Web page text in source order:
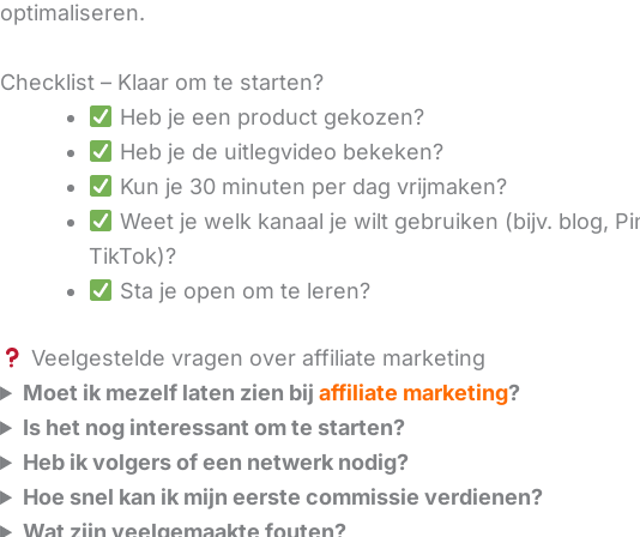
optimaliseren.
Checklist – Klaar om te starten?
Heb je een product gekozen?
Heb je de uitlegvideo bekeken?
Kun je 30 minuten per dag vrijmaken?
Weet je welk kanaal je wilt gebruiken (bijv. blog,
TikTok)?
Sta je open om te leren?
Veelgestelde vragen over affiliate marketing
Moet ik mezelf laten zien bijaffiliate marketing?
Is het nog interessant om te starten?
Heb ik volgers of een netwerk nodig?
Hoe snel kan ik mijn eerste commissie verdienen?
Wat zijn veelgemaakte fouten?